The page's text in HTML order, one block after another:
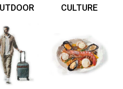
CULTURE